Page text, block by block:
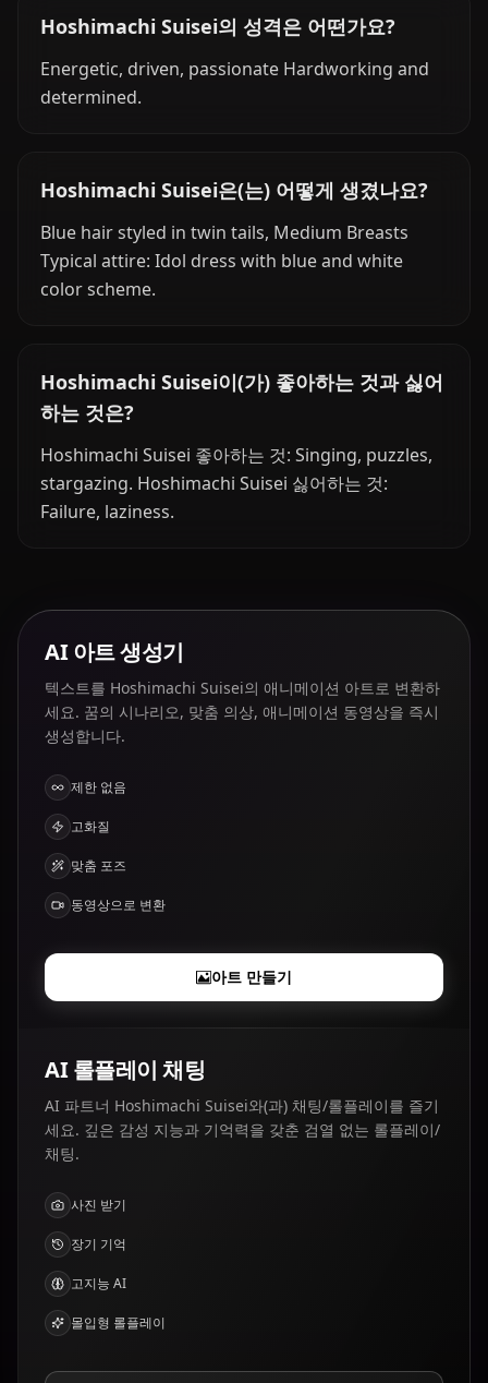
Hoshimachi Suisei의 성격은 어떤가요?
Energetic, driven, passionate Hardworking and
determined.
Hoshimachi Suisei은(는) 어떻게 생겼나요?
Blue hair styled in twin tails, Medium Breasts
Typical attire: Idol dress with blue and white
color scheme.
Hoshimachi Suisei이(가) 좋아하는 것과 싫어
하는 것은?
Hoshimachi Suisei 좋아하는 것: Singing, puzzles,
stargazing. Hoshimachi Suisei 싫어하는 것:
Failure, laziness.
AI 아트 생성기
텍스트를 Hoshimachi Suisei의 애니메이션 아트로 변환하
세요. 꿈의 시나리오, 맞춤 의상, 애니메이션 동영상을 즉시
생성합니다.
제한 없음
고화질
맞춤 포즈
동영상으로 변환
아트 만들기
AI 롤플레이 채팅
AI 파트너 Hoshimachi Suisei와(과) 채팅/롤플레이를 즐기
세요. 깊은 감성 지능과 기억력을 갖춘 검열 없는 롤플레이/
채팅.
사진 받기
장기 기억
고지능 AI
몰입형 롤플레이